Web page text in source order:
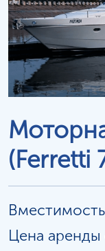
(Ferretti
Цена